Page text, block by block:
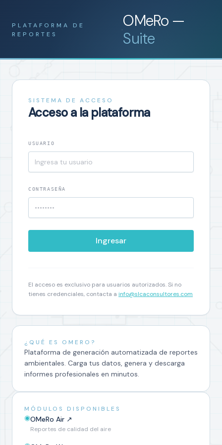
PLATAFORMA DE
REPORTES
·OMeRo —
Suite
SISTEMA DE ACCESO
Acceso a la plataforma
USUARIO
CONTRASEÑA
Ingresar
El acceso es exclusivo para usuarios autorizados. Si no
tienes credenciales, contacta a info@slcaconsultores.com
¿QUÉ ES OMERO?
Plataforma de generación automatizada de reportes
ambientales. Carga tus datos, genera y descarga
informes profesionales en minutos.
MÓDULOS DISPONIBLES
◉OMeRo Air ↗
Reportes de calidad del aire